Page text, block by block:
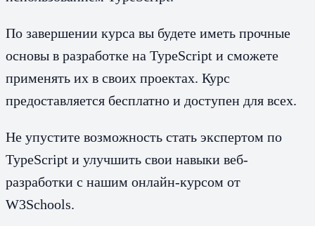
По завершении курса вы будете иметь прочные
основы в разработке на TypeScript и сможете
применять их в своих проектах. Курс
предоставляется бесплатно и доступен для всех.
Не упустите возможность стать экспертом по
TypeScript и улучшить свои навыки веб-
разработки с нашим онлайн-курсом от
W3Schools.